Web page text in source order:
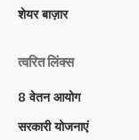
शेयर बाज़ार
त्वरित लिंक्स
8 वेतन आयोग
सरकारी योजनाएं